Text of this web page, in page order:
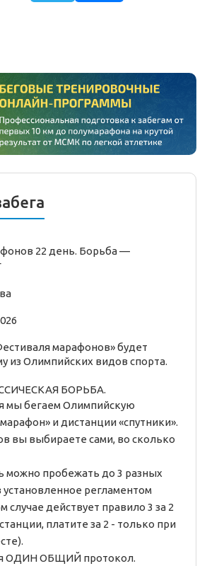
22 день. Борьба —
марафонов» будет
из Олимпийских видов спорта.
БОРЬБА.
мы бегаем Олимпийскую
и дистанции «спутники».
вы выбираете сами, во сколько
можно пробежать до 3 разных
установленное регламентом
случае действует правило 3 за 2
платите за 2 - только при
ОДИН ОБЩИЙ протокол.